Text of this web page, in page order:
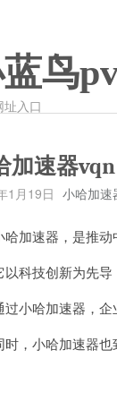
鸟
入口
加速器vqn
1月19日 小哈加速
加速器，是推动
科技创新为先导
小哈加速器，企
，小哈加速器也